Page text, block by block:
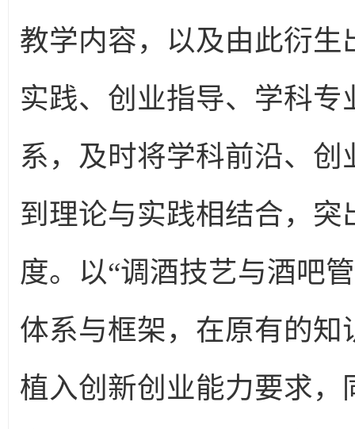
教学内容，以及由此衍
实践、创业指导、学科
系，及时将学科前沿、
到理论与实践相结合，
度。以“调酒技艺与酒吧
体系与框架，在原有的
植入创新创业能力要求